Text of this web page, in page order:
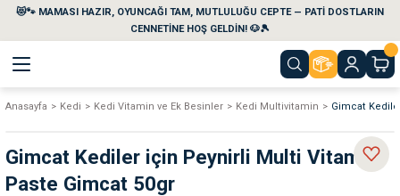
😻🐾 MAMASI HAZIR, OYUNCAĞI TAM, MUTLULUĞU CEPTE — PATİ DOSTLARIN
CENNETİNE HOŞ GELDİN! 🐶🎾
Geri Dön
Geri Dön
Geri Dön
Geri Dön
Geri Dön
Geri Dön
Anasayfa Kedi Kedi Vitamin ve Ek Besinler Kedi Multivitamin Gimcat
Gimcat Kediler için Peynirli Multi Vitamin
Paste Gimcat 50gr